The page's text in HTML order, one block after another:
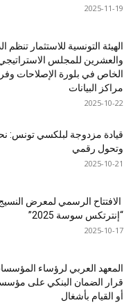
2025-11-19
الهيئة التونسية للاستثمار تنظم
والعشرين للمجلس
الخاص في بلورة الإصلاحات
مراكز البيانات
2025-10-22
قيادة مزدوجة لبلكسي تونس:
وتحول رقمي
2025-10-21
الافتتاح الرسمي لمعرض
“إنترتكس سوسة 2025”
2025-10-17
المعهد العربي لرؤساء
قرار الضمان البنكي على
أو القيام بأشغال